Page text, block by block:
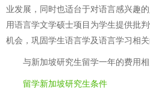
业发展，同时也适台于对语言感兴趣
用语言学文学硕士项目为学生提供批
机会，巩固学生语言学及语言学习相关
与新加坡研究生留学一年的费用
留学新加坡研究生条件